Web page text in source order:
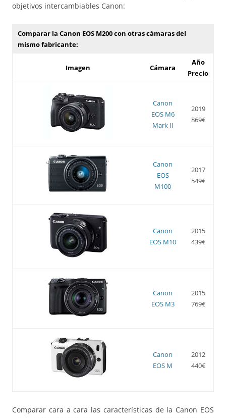
objetivos intercambiables Canon:
Comparar la Canon EOS M200 con otras cámaras del
mismo fabricante:
Imagen Cámara
Año
Precio
Canon
EOS M6
Mark II
2019
869€
Canon
EOS
M100
2017
549€
Canon
EOS M10
2015
439€
Canon
EOS M3
2015
769€
Canon
EOS M
2012
440€
Comparar cara a cara las características de la Canon EOS